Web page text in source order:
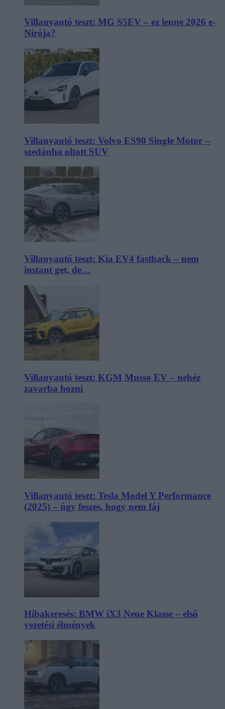
Villanyautó teszt: MG S5EV – ez lenne 2026 e-
Nirója?
Villanyautó teszt: Volvo ES90 Single Motor –
szedánba oltott SUV
Villanyautó teszt: Kia EV4 fastback – nem
instant get, de…
Villanyautó teszt: KGM Musso EV – nehéz
zavarba hozni
Villanyautó teszt: Tesla Model Y Performance
(2025) – úgy feszes, hogy nem fáj
Hibakeresés: BMW iX3 Neue Klasse – első
vezetési élmények